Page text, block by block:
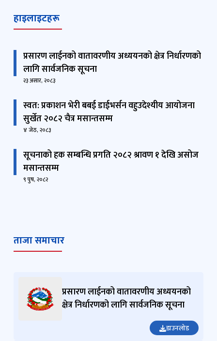
हाइलाइटहरू
प्रसारण लाईनको वातावरणीय अध्ययनको क्षेत्र निर्धारणको
लागि सार्वजनिक सूचना
२३ असार, २०८३
स्वत: प्रकाशन भेरी बबई डाईभर्सन वहुउदेश्यीय आयोजना
सुर्खेत २०८२ चैत्र मसान्तसम्म
४ जेठ, २०८३
सूचनाको हक सम्बन्धि प्रगति २०८२ श्रावण १ देखि असोज
मसान्तसम्म
९ पुष, २०८२
ताजा समाचार
प्रसारण लाईनको वातावरणीय अध्ययनको
क्षेत्र निर्धारणको लागि सार्वजनिक सूचना
डाउनलोड